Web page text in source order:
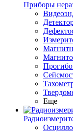
Приборы
Еще